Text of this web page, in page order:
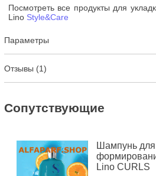
Посмотреть все продукты для
Lino Style&Care
Параметры
Отзывы (1)
Cопутствующие
Шампунь
Lino CURLS